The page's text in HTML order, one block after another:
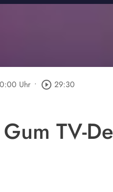
Uhr • play_circle_outline 29:30
TV-